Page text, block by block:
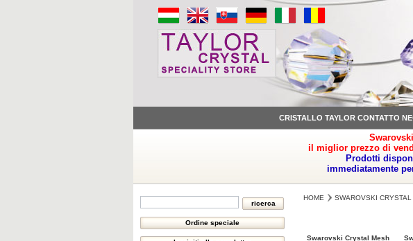
CRISTALLO TAYLOR CONTATTO
il miglior prezzo di
Prodotti
immediatamente
HOME SWAROVSKI CRYSTAL
Swarovski Crystal Mesh